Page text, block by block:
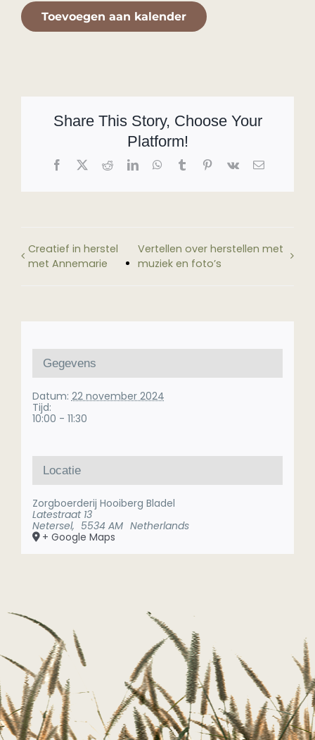
Toevoegen aan kalender
Share This Story, Choose Your
Platform!
Facebook
X RedditLinkedInWhatsApp
TumblrPinterest
Vk
E-
Creatief in herstel
met Annemarie
Vertellen over herstellen met
muziek en foto’s
Gegevens
Datum: 22 november 2024
Tijd:
10:00 - 11:30
Locatie
Zorgboerderij Hooiberg Bladel
Latestraat 13
Netersel, 5534 AM Netherlands
+ Google Maps